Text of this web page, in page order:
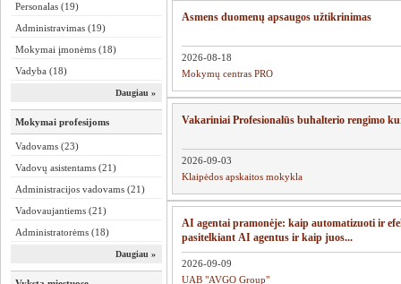
Personalas (19)
Administravimas (19)
Mokymai įmonėms (18)
Vadyba (18)
Daugiau »
Mokymai profesijoms
Vadovams (23)
Vadovų asistentams (21)
Administracijos vadovams (21)
Vadovaujantiems (21)
Administratorėms (18)
Daugiau »
Asmens duomenų apsaugos užtikrinimas
2026-08-18
Mokymų centras PRO
Vakariniai Profesionalūs buhalterio rengimo
2026-09-03
Klaipėdos apskaitos mokykla
AI agentai pramonėje: kaip automatizuoti ir
pasitelkiant AI agentus ir kaip juos...
2026-09-09
UAB "AVGO Group"